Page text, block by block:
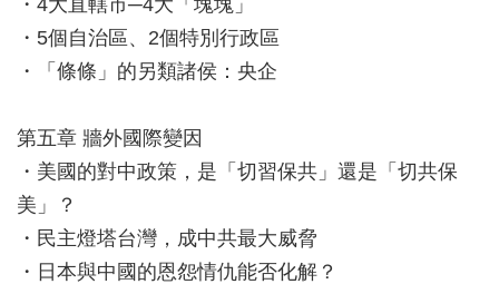
・4大直轄市─4大「塊塊」
・5個自治區、2個特別行政區
・「條條」的另類諸侯：央企
第五章 牆外國際變因
・美國的對中政策，是「切習保共」還是「切共保
美」？
・民主燈塔台灣，成中共最大威脅
・日本與中國的恩怨情仇能否化解？